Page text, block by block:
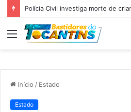
Menu
Início / Estado
Estado